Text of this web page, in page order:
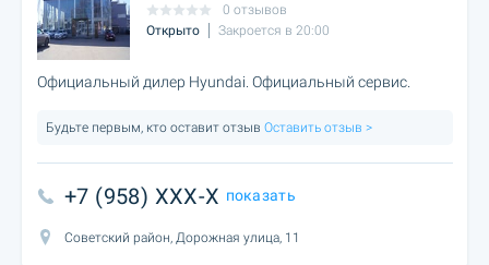
0 отзывов
Открыто
Закроется в 20:00
Официальный дилер Hyundai. Официальный сервис.
Будьте первым, кто оставит отзыв Оставить отзыв >
+7 (958) XXX-X показать
Советский район, Дорожная улица, 11